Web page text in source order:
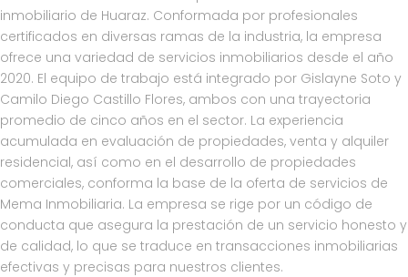
inmobiliario de Huaraz. Conformada por profesionales
certificados en diversas ramas de la industria, la empresa
ofrece una variedad de servicios inmobiliarios desde el año
2020. El equipo de trabajo está integrado por Gislayne Soto y
Camilo Diego Castillo Flores, ambos con una trayectoria
promedio de cinco años en el sector. La experiencia
acumulada en evaluación de propiedades, venta y alquiler
residencial, así como en el desarrollo de propiedades
comerciales, conforma la base de la oferta de servicios de
Mema Inmobiliaria. La empresa se rige por un código de
conducta que asegura la prestación de un servicio honesto y
de calidad, lo que se traduce en transacciones inmobiliarias
efectivas y precisas para nuestros clientes.